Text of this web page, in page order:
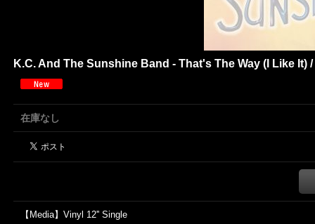
K.C. And The Sunshine Band - That's The Way (I Like It)
在庫なし
【Media】Vinyl 12'' Single